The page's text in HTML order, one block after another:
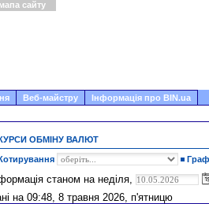
мапа сайту
Веб-майстру Інформація про BIN.ua
ОБМІНУ ВАЛЮТ
станом на неділя,
на 09:48, 8 травня 2026, п'ятницю